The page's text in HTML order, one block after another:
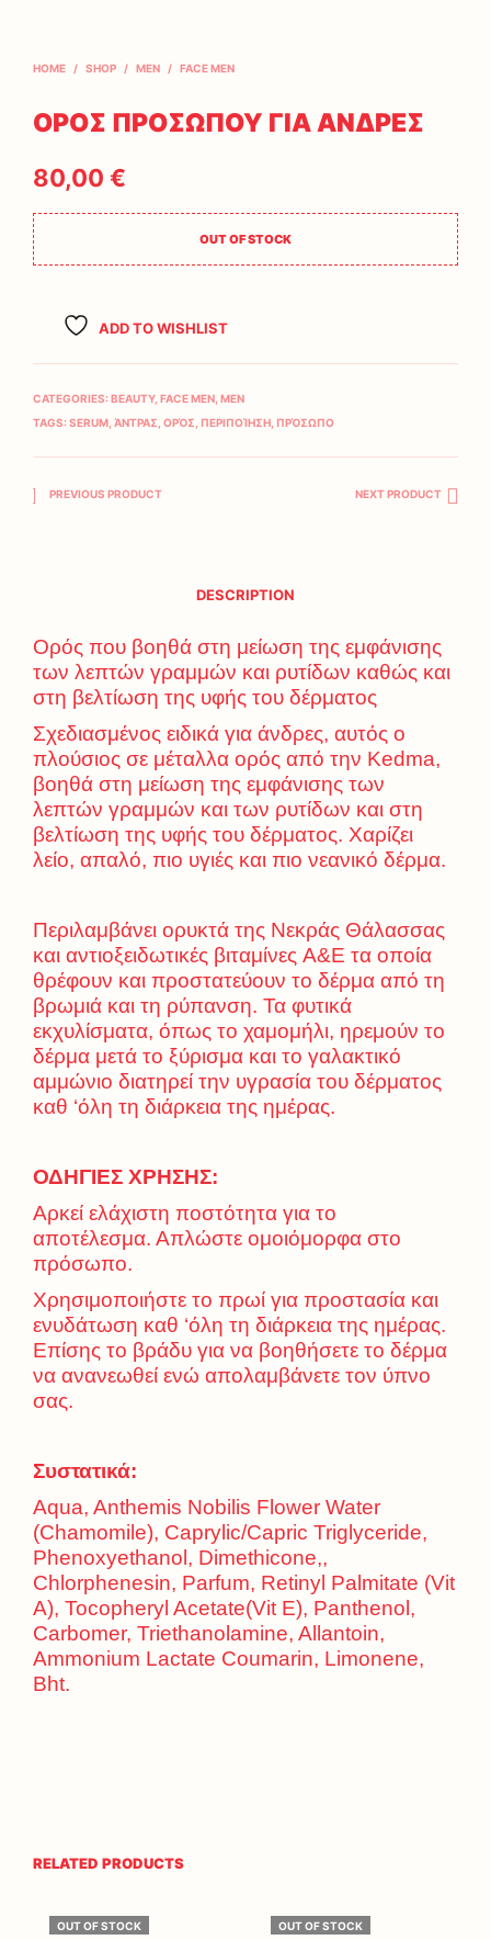
HOME / SHOP / MEN / FACE MEN
ΟΡΟΣ ΠΡΟΣΩΠΟΥ ΓΙΑ ΑΝΔΡΕΣ
80,00 €
OUT OF STOCK
ADD TO WISHLIST
CATEGORIES: BEAUTY, FACE MEN MEN
TAGS: SERUM ΆΝΤΡΑΣ ΟΡΌΣ ΠΕΡΙΠΟΊΗΣΗ ΠΡΌΣΩΠΟ
PREVIOUS PRODUCT NEXT PRODUCT
DESCRIPTION
Ορός που βοηθά στη μείωση της εμφάνισης
των λεπτών γραμμών και ρυτίδων καθώς και
στη βελτίωση της υφής του δέρματος
Σχεδιασμένος ειδικά για άνδρες, αυτός ο
πλούσιος σε μέταλλα ορός από την Kedma,
βοηθά στη μείωση της εμφάνισης των
λεπτών γραμμών και των ρυτίδων και στη
βελτίωση της υφής του δέρματος. Χαρίζει
λείο, απαλό, πιο υγιές και πιο νεανικό δέρμα.
Περιλαμβάνει ορυκτά της Νεκράς Θάλασσας
και αντιοξειδωτικές βιταμίνες A&E τα οποία
θρέφουν και προστατεύουν το δέρμα από τη
βρωμιά και τη ρύπανση. Τα φυτικά
εκχυλίσματα, όπως το χαμομήλι, ηρεμούν το
δέρμα μετά το ξύρισμα και το γαλακτικό
αμμώνιο διατηρεί την υγρασία του δέρματος
καθ ‘όλη τη διάρκεια της ημέρας.
ΟΔΗΓΙΕΣ ΧΡΗΣΗΣ:
Αρκεί ελάχιστη ποστότητα για το
αποτέλεσμα. Απλώστε ομοιόμορφα στο
πρόσωπο.
Χρησιμοποιήστε το πρωί για προστασία και
ενυδάτωση καθ ‘όλη τη διάρκεια της ημέρας.
Επίσης το βράδυ για να βοηθήσετε το δέρμα
να ανανεωθεί ενώ απολαμβάνετε τον ύπνο
σας.
Συστατικά:
Aqua, Anthemis Nobilis Flower Water
(Chamomile), Caprylic/Capric Triglyceride,
Phenoxyethanol, Dimethicone,,
Chlorphenesin, Parfum, Retinyl Palmitate (Vit
A), Tocopheryl Acetate(Vit E), Panthenol,
Carbomer, Triethanolamine, Allantoin,
Ammonium Lactate Coumarin, Limonene,
Bht.
RELATED PRODUCTS
OUT OF STOCK OUT OF STOCK